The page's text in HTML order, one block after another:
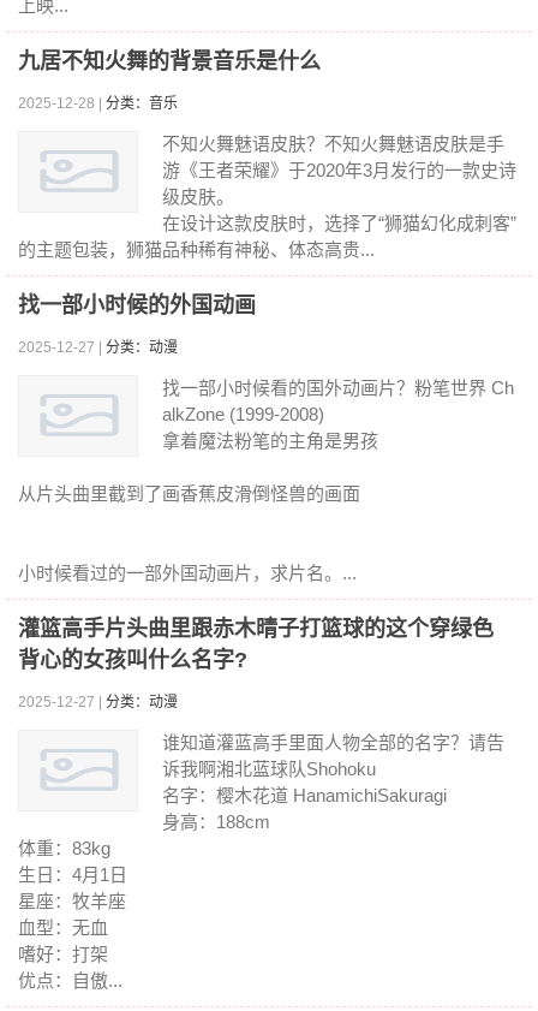
上映...
九居不知火舞的背景音乐是什么
2025-12-28 | 分类：音乐
不知火舞魅语皮肤？不知火舞魅语皮肤是手
游《王者荣耀》于2020年3月发行的一款史诗
级皮肤。
在设计这款皮肤时，选择了“狮猫幻化成刺客”
的主题包装，狮猫品种稀有神秘、体态高贵...
找一部小时候的外国动画
2025-12-27 | 分类：动漫
找一部小时候看的国外动画片？粉笔世界 Ch
alkZone (1999-2008)
拿着魔法粉笔的主角是男孩
从片头曲里截到了画香蕉皮滑倒怪兽的画面
小时候看过的一部外国动画片，求片名。...
灌篮高手片头曲里跟赤木晴子打篮球的这个穿绿色
背心的女孩叫什么名字?
2025-12-27 | 分类：动漫
谁知道灌蓝高手里面人物全部的名字？请告
诉我啊湘北蓝球队Shohoku
名字：樱木花道 HanamichiSakuragi
身高：188cm
体重：83kg
生日：4月1日
星座：牧羊座
血型：无血
嗜好：打架
优点：自傲...